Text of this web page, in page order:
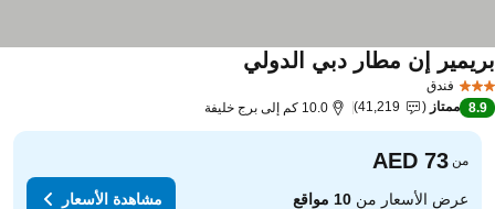
فندق
إن مطار دبي الدولي
8.9 ممتاز 41,219 10.0 كم إلى برج خليفة
من
عرض الأسعار من10 مواقع مشاهدة الأسعار